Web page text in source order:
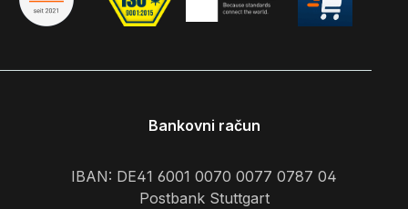
Bankovni račun
IBAN: DE41 6001 0070 0077 0787 04
Postbank Stuttgart